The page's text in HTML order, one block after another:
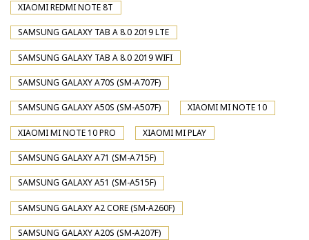
XIAOMI REDMI NOTE 8T
SAMSUNG GALAXY TAB A 8.0 2019 LTE
SAMSUNG GALAXY TAB A 8.0 2019 WIFI
SAMSUNG GALAXY A70S (SM-A707F)
SAMSUNG GALAXY A50S (SM-A507F) XIAOMI MI NOTE 10
XIAOMI MI NOTE 10 PRO XIAOMI MI PLAY
SAMSUNG GALAXY A71 (SM-A715F)
SAMSUNG GALAXY A51 (SM-A515F)
SAMSUNG GALAXY A2 CORE (SM-A260F)
SAMSUNG GALAXY A20S (SM-A207F)